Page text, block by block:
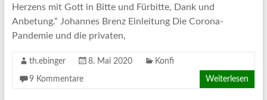
Herzens mit Gott in Bitte und Fürbitte, Dank und
Anbetung.“ Johannes Brenz Einleitung Die Corona-
Pandemie und die privaten,
th.ebinger 8. Mai 2020 Konfi
9 Kommentare Weiterlesen